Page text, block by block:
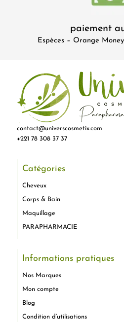
paiement
Espèces – Orange
contact@universcosmetix.com
+221 78 308 37 37
Catégories
Cheveux
Corps & Bain
Maquillage
PARAPHARMACIE
Informations pratiques
Nos Marques
Mon compte
Blog
Condition d’utilisations